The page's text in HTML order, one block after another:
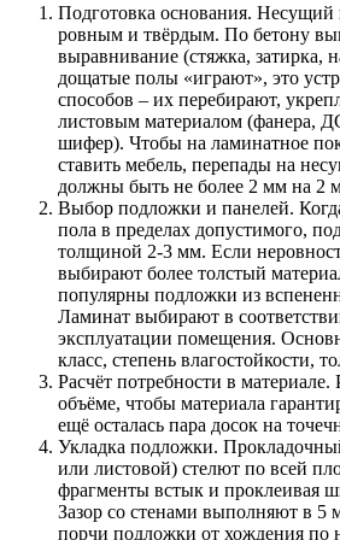
Подготовка основания.
ровным и твёрдым. По бетону
выравнивание (стяжка, затирка,
дощатые полы «играют», это
способов – их перебирают,
листовым материалом (фанера,
шифер). Чтобы на ламинатное
ставить мебель, перепады на
должны быть не более 2 мм на 2
Выбор подложки и панелей.
пола в пределах допустимого,
толщиной 2-3 мм. Если
выбирают более толстый
популярны подложки из
Ламинат выбирают в
эксплуатации помещения.
класс, степень влагостойкости,
Расчёт потребности в материале.
объёме, чтобы материала
ещё осталась пара досок на
Укладка подложки.
или листовой) стелют по всей
фрагменты встык и проклеивая
Зазор со стенами выполняют в 5
порчи подложки от хождения по